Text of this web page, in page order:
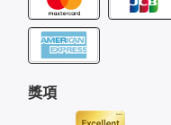
獎項